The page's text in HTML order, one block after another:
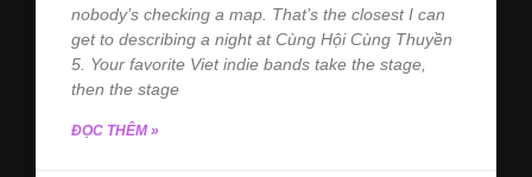
nobody’s checking a map. That’s the closest I can
get to describing a night at Cùng Hội Cùng Thuyền
5. Your favorite Viet indie bands take the stage,
then the stage
ĐỌC THÊM »